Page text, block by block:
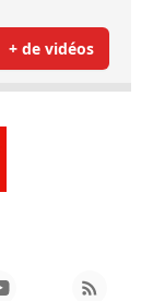
+ de vidéos